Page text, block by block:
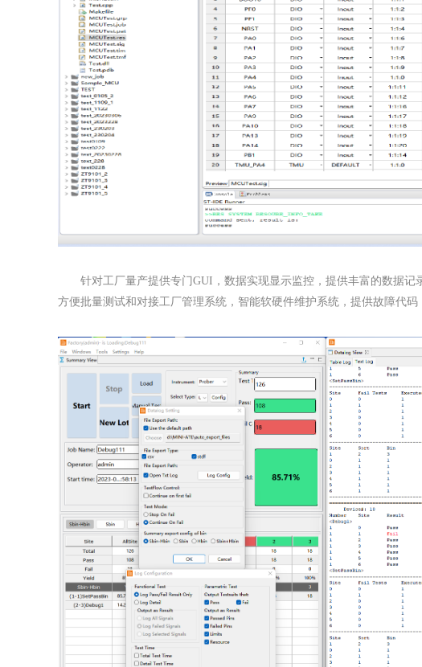
针对工厂量产提供专门GUI，数据实现显示监控，提供丰富的数据记
方便批量测试和对接工厂管理系统，智能软硬件维护系统，提供故障代码